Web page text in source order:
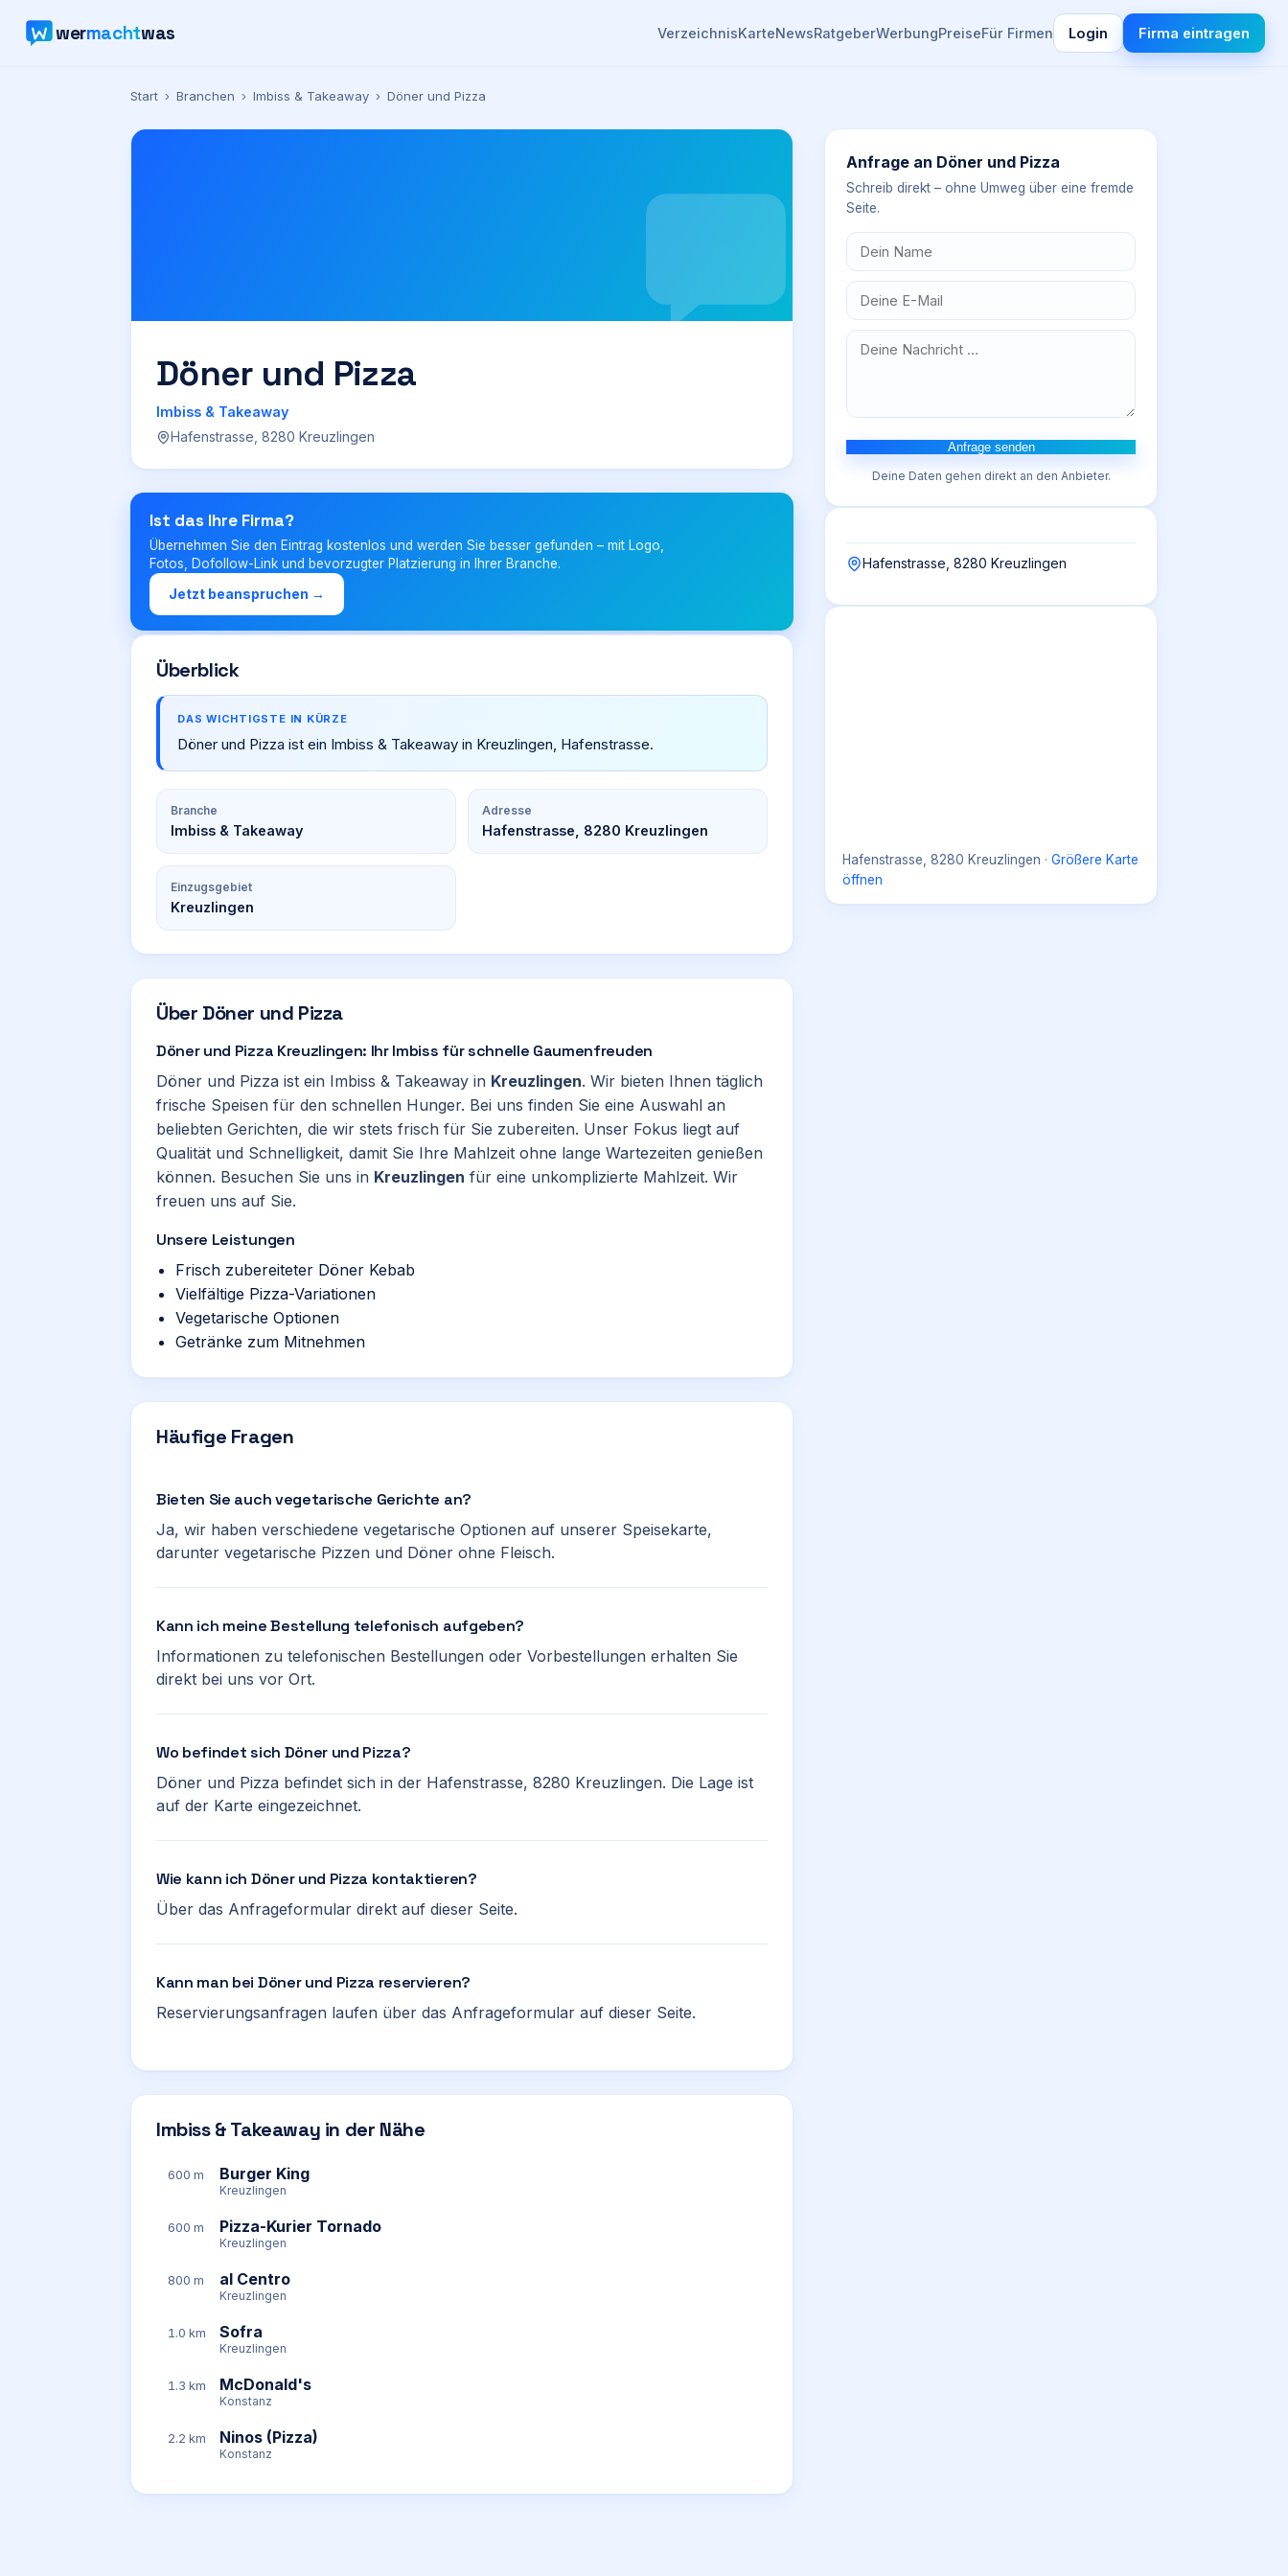
wermachtwas VerzeichnisKarteNewsRatgeberWerbungPreiseFür Firmen Login Firma eintragen
Start › Branchen › Imbiss & Takeaway › Döner und Pizza
Döner und Pizza
Imbiss & Takeaway
Hafenstrasse, 8280 Kreuzlingen
Ist das Ihre Firma?
Übernehmen Sie den Eintrag kostenlos und werden Sie besser gefunden – mit Logo,
Fotos, Dofollow-Link und bevorzugter Platzierung in Ihrer Branche.
Jetzt beanspruchen →
Überblick
DAS WICHTIGSTE IN KÜRZE
Döner und Pizza ist ein Imbiss & Takeaway in Kreuzlingen, Hafenstrasse.
Branche
Imbiss & Takeaway
Adresse
Hafenstrasse, 8280 Kreuzlingen
Einzugsgebiet
Kreuzlingen
Über Döner und Pizza
Döner und Pizza Kreuzlingen: Ihr Imbiss für schnelle Gaumenfreuden
Döner und Pizza ist ein Imbiss & Takeaway in Kreuzlingen. Wir bieten Ihnen täglich
frische Speisen für den schnellen Hunger. Bei uns finden Sie eine Auswahl an
beliebten Gerichten, die wir stets frisch für Sie zubereiten. Unser Fokus liegt auf
Qualität und Schnelligkeit, damit Sie Ihre Mahlzeit ohne lange Wartezeiten genießen
können. Besuchen Sie uns in Kreuzlingen für eine unkomplizierte Mahlzeit. Wir
freuen uns auf Sie.
Unsere Leistungen
Frisch zubereiteter Döner Kebab
Vielfältige Pizza-Variationen
Vegetarische Optionen
Getränke zum Mitnehmen
Häufige Fragen
Bieten Sie auch vegetarische Gerichte an?
Ja, wir haben verschiedene vegetarische Optionen auf unserer Speisekarte,
darunter vegetarische Pizzen und Döner ohne Fleisch.
Kann ich meine Bestellung telefonisch aufgeben?
Informationen zu telefonischen Bestellungen oder Vorbestellungen erhalten Sie
direkt bei uns vor Ort.
Wo befindet sich Döner und Pizza?
Döner und Pizza befindet sich in der Hafenstrasse, 8280 Kreuzlingen. Die Lage ist
auf der Karte eingezeichnet.
Wie kann ich Döner und Pizza kontaktieren?
Über das Anfrageformular direkt auf dieser Seite.
Kann man bei Döner und Pizza reservieren?
Reservierungsanfragen laufen über das Anfrageformular auf dieser Seite.
Imbiss & Takeaway in der Nähe
600 m Burger King
Kreuzlingen
600 m Pizza-Kurier Tornado
Kreuzlingen
800 m al Centro
Kreuzlingen
1.0 km Sofra
Kreuzlingen
1.3 km McDonald's
Konstanz
2.2 km Ninos (Pizza)
Konstanz
Anfrage an Döner und Pizza
Schreib direkt – ohne Umweg über eine fremde
Seite.
Anfrage senden
Deine Daten gehen direkt an den Anbieter.
Hafenstrasse, 8280 Kreuzlingen
Hafenstrasse, 8280 Kreuzlingen · Größere Karte
öffnen